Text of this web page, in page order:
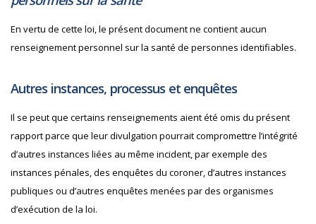
En vertu de cette loi, le présent document ne contient aucun
renseignement personnel sur la santé de personnes identifiables.
Autres instances, processus et enquêtes
Il se peut que certains renseignements aient été omis du présent
rapport parce que leur divulgation pourrait compromettre l’intégrité
d’autres instances liées au même incident, par exemple des
instances pénales, des enquêtes du coroner, d’autres instances
publiques ou d’autres enquêtes menées par des organismes
d’exécution de la loi.